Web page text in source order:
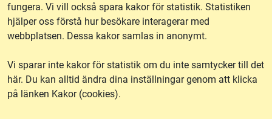
fungera. Vi vill också spara kakor för statistik. Statistiken
hjälper oss förstå hur besökare interagerar med
webbplatsen. Dessa kakor samlas in anonymt.
Vi sparar inte kakor för statistik om du inte samtycker till det
här. Du kan alltid ändra dina inställningar genom att klicka
på länken Kakor (cookies).
Om webbplatsen
Tillgänglighet
Other languages